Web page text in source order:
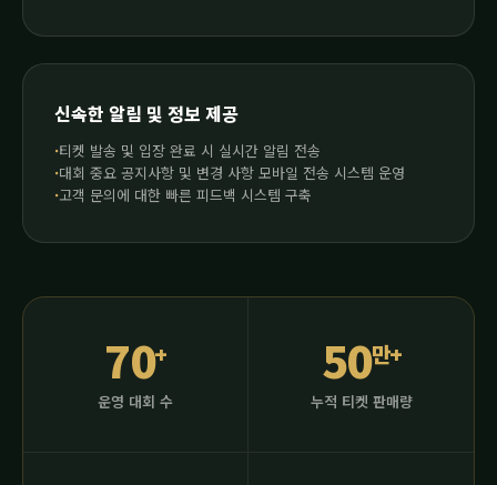
신속한 알림 및 정보 제공
티켓 발송 및 입장 완료 시 실시간 알림 전송
대회 중요 공지사항 및 변경 사항 모바일 전송 시스템 운영
고객 문의에 대한 빠른 피드백 시스템 구축
70+
운영 대회 수
50만+
누적 티켓 판매량